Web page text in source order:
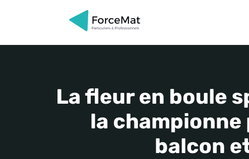
La fleur en boule
la
balcon